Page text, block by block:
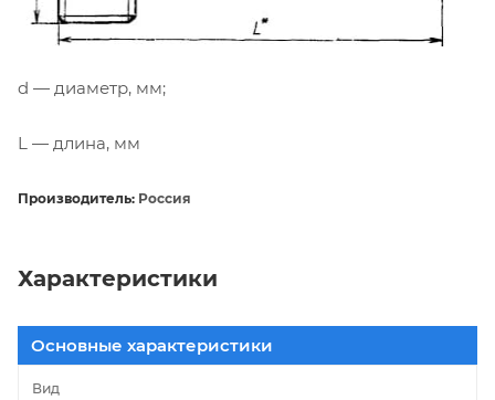
d — диаметр, мм;
L — длина, мм
Производитель: Россия
Характеристики
Основные характеристики
Вид